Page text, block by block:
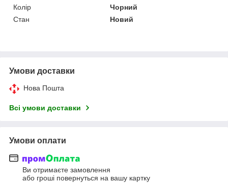
Колір
Чорний
Стан
Новий
Умови доставки
Нова Пошта
Всі умови доставки
Умови оплати
Ви отримаєте замовлення
або гроші повернуться на вашу картку